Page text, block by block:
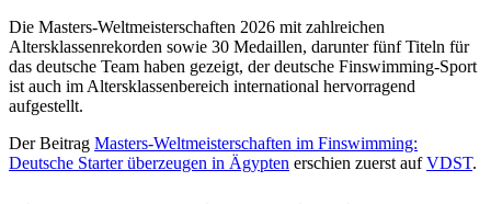
Die Masters-Weltmeisterschaften 2026 mit zahlreichen
Altersklassenrekorden sowie 30 Medaillen, darunter fünf Titeln für
das deutsche Team haben gezeigt, der deutsche Finswimming-Sport
ist auch im Altersklassenbereich international hervorragend
aufgestellt.
Der Beitrag Masters-Weltmeisterschaften im Finswimming:
Deutsche Starter überzeugen in Ägypten erschien zuerst aufVDST.